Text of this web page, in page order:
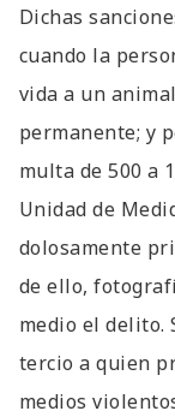
Dichas
cuando la
vida a un
permanente; y
multa de 500 a
Unidad de
dolosamente
de ello,
medio el delito.
tercio a quien
medios